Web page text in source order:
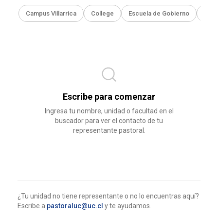
Campus Villarrica College Escuela de Gobierno
Escribe para comenzar
Ingresa tu nombre, unidad o facultad en el
buscador para ver el contacto de tu
representante pastoral.
¿Tu unidad no tiene representante o no lo encuentras aquí?
Escribe a pastoraluc@uc.cl y te ayudamos.